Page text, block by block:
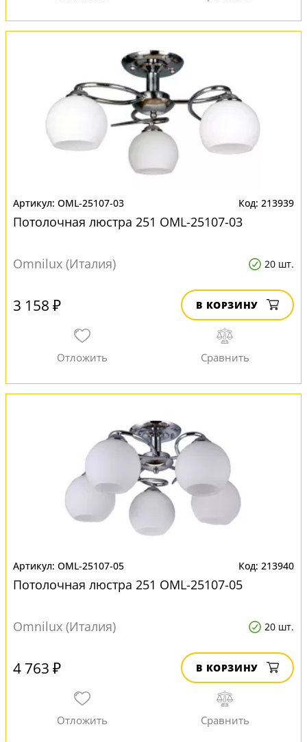
OML-25107-03 213939
Потолочная люстра 251 OML-25107-03
Omnilux (Италия) 20 шт.
3 158 ₽ В КОРЗИНУ
OML-25107-05 213940
Потолочная люстра 251 OML-25107-05
Omnilux (Италия) 20 шт.
4 763 ₽ В КОРЗИНУ